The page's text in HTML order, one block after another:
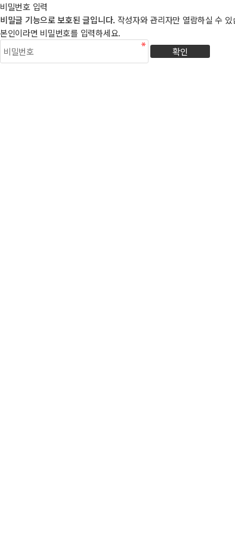
비밀번호 입력
비밀글 기능으로 보호된 글입니다. 작성자와 관리자만 열람하실 수 있
본인이라면 비밀번호를 입력하세요.